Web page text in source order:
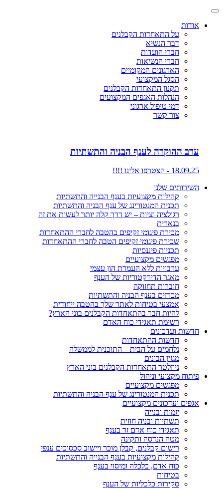
אודות
על התאחדות הקבלנים
דבר הנשיא
חברי הועדות
חברי הנשיאות
הארגונים המקומיים
הסגל המקצועי
תקנון התאחדות הקבלנים
הנהלות האגפים המקצועים
דמי טיפול ארגוני
צור קשר
ערב ההוקרה לענף הבניה והתשתיות
18.09.25 - הצטרפו אלינו !!!!
השירותים שלנו
קהילות מקצועיות בענף הבנייה והתשתיות
תכנית המנטורינג של ענף הבניה והתשתיות
רגולציה וציות – יש דרך קלה יותר לעשות את זה
בנארית
מכירת פיגומי זקיפים בהטבה לחברי ההתאחדות
שכירת פיגומי זקיפים הטבה לחברי ההתאחדות
תכניות פיננסיות
מפגשים מקצועיים
ערבויות ללא העמדת הון עצמי
מאגר הדירקטוריות של הענף
חוברות תחזוקה
מכרזים בענף הבניה והתשתיות
אמצעי בטיחות לאתר שלך בהטבה ייחודית
להיות חבר בהתאחדות הקבלנים בוני הארץ?
רשימת תאגידי כוח האדם
חדשות ועדכונים
חדשות ההתאחדות
נלחמים על הבית – התוכנית לממשלה
מגזין הבונים
ניוזלטר התאחדות הקבלנים בוני הארץ
פיתוח מקצועי וניהול
מפגשים מקצועיים
תכנית המנטורינג של ענף הבניה והתשתיות
אגפים ועדכונים מקצועיים
יזמות ובנייה
תשתיות ובניה חוזית
תאגידי כוח אדם זר בענף
מטה הנדסה ותקינה
רישום קבלנים, קבלן מוכר ויישוב סכסוכים ענפי
קהילות מקצועיות בענף הבנייה והתשתיות
כוח אדם, כלכלה ומיסוי בענף
בטיחות
סקירות כלכליות של הענף